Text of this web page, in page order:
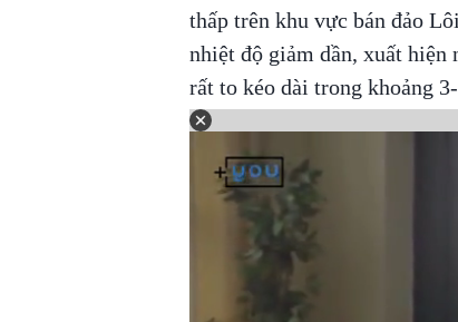
thấp trên khu vực bán đảo
nhiệt độ giảm dần, xuất hiện
rất to kéo dài trong khoảng